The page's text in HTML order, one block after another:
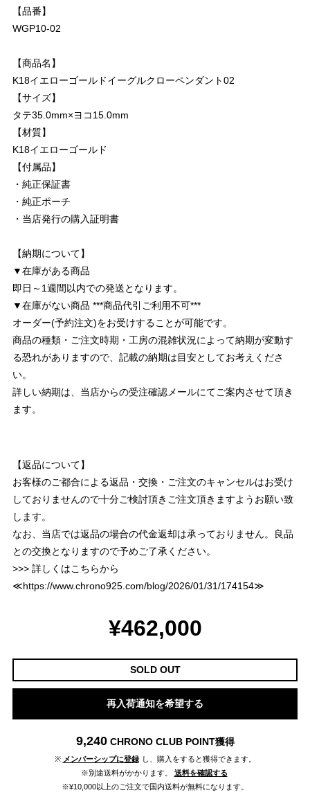
【品番】
WGP10-02
【商品名】
K18イエローゴールドイーグルクローペンダント02
【サイズ】
タテ35.0mm×ヨコ15.0mm
【材質】
K18イエローゴールド
【付属品】
・純正保証書
・純正ポーチ
・当店発行の購入証明書
【納期について】
▼在庫がある商品
即日～1週間以内での発送となります。
▼在庫がない商品 ***商品代引ご利用不可***
オーダー(予約注文)をお受けすることが可能です。
商品の種類・ご注文時期・工房の混雑状況によって納期が変動す
る恐れがありますので、記載の納期は目安としてお考えくださ
い。
詳しい納期は、当店からの受注確認メールにてご案内させて頂き
ます。
【返品について】
お客様のご都合による返品・交換・ご注文のキャンセルはお受け
しておりませんので十分ご検討頂きご注文頂きますようお願い致
します。
なお、当店では返品の場合の代金返却は承っておりません。良品
との交換となりますので予めご了承ください。
>>> 詳しくはこちらから
≪https://www.chrono925.com/blog/2026/01/31/174154≫
¥462,000
SOLD OUT
再入荷通知を希望する
9,240 CHRONO CLUB POINT獲得
※ メンバーシップに登録 し、購入をすると獲得できます。
※別途送料がかかります。
送料を確認する
※¥10,000以上のご注文で国内送料が無料になります。